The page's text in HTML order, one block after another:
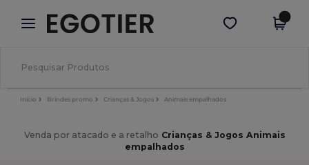
× App Egotier
Melhores preços na app!
Obter app
Início Brindes promo Crianças & Jogos Animais empalhados
Venda por atacado e a retalho Crianças & Jogos Animais
empalhados